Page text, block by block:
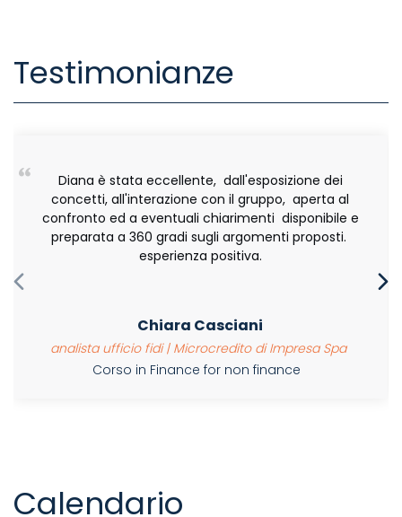
Testimonianze
Diana è stata eccellente, dall'esposizione dei
concetti, all'interazione con il gruppo, aperta al
confronto ed a eventuali chiarimenti disponibile e
preparata a 360 gradi sugli argomenti proposti.
esperienza positiva.
Chiara Casciani
analista ufficio fidi | Microcredito di Impresa Spa
Corso in Finance for non finance
Calendario